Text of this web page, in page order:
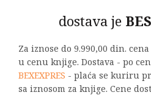
dostava je
Za iznose do 9.990,00 din.
u cenu knjige. Dostava - po
BEXEXPRES - plaća se kuriru
sa iznosom za knjige. Cene